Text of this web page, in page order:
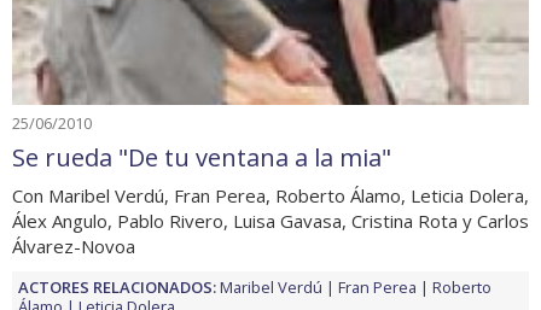
25/06/2010
Se rueda "De tu ventana a la mia"
Con Maribel Verdú, Fran Perea, Roberto Álamo, Leticia Dolera,
Álex Angulo, Pablo Rivero, Luisa Gavasa, Cristina Rota y Carlos
Álvarez-Novoa
ACTORES RELACIONADOS:Maribel Verdú Fran Perea
Roberto